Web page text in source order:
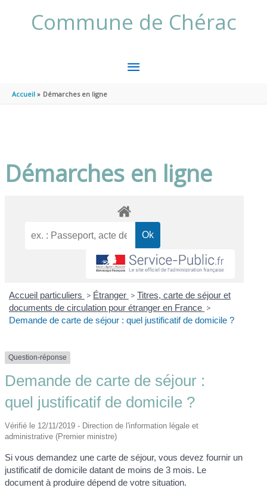
Commune de Chérac
MENU
Accueil Démarches en ligne
Démarches en ligne
Accueil particuliers > Étranger > Titres, carte de séjour et
documents de circulation pour étranger en France >
Demande de carte de séjour : quel justificatif de domicile ?
Question-réponse
Demande de carte de séjour :
quel justificatif de domicile ?
Vérifié le 12/11/2019 - Direction de l'information légale et
administrative (Premier ministre)
Si vous demandez une carte de séjour, vous devez fournir un
justificatif de domicile datant de moins de 3 mois. Le
document à produire dépend de votre situation.